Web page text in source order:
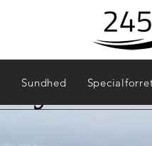
Sundhed